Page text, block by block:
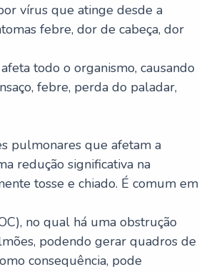
vírus que atinge desde a
febre, dor de cabeça, dor
todo o organismo, causando
febre, perda do paladar,
pulmonares que afetam a
redução significativa na
tosse e chiado. É comum em
no qual há uma obstrução
podendo gerar quadros de
consequência, pode